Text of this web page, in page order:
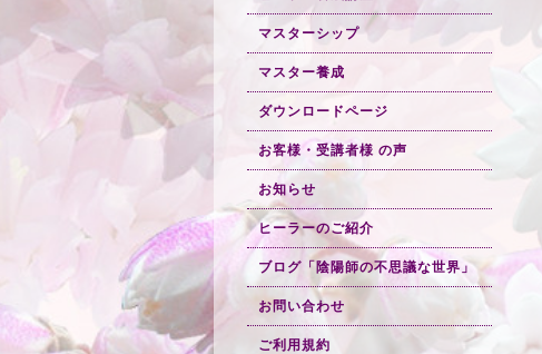
マスターシップ
マスター養成
ダウンロードページ
お客様・受講者様 の声
お知らせ
ヒーラーのご紹介
ブログ「陰陽師の不思議な世界」
お問い合わせ
ご利用規約